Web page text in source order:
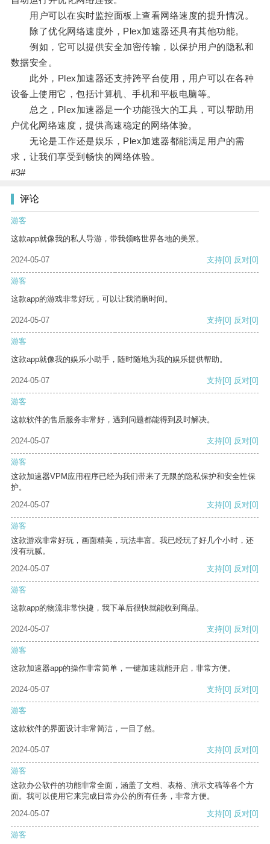
用户可以在实时监控面板上查看网络速度的提升情况。
除了优化网络速度外，Plex加速器还具有其他功能。
例如，它可以提供安全加密传输，以保护用户的隐私和
数据安全。
此外，Plex加速器还支持跨平台使用，用户可以在各种
设备上使用它，包括计算机、手机和平板电脑等。
总之，Plex加速器是一个功能强大的工具，可以帮助用
户优化网络速度，提供高速稳定的网络体验。
无论是工作还是娱乐，Plex加速器都能满足用户的需
求，让我们享受到畅快的网络体验。
#3#
评论
游客
这款app就像我的私人导游，带我领略世界各地的美景。
2024-05-07 支持[0] 反对[0]
游客
这款app的游戏非常好玩，可以让我消磨时间。
2024-05-07 支持[0] 反对[0]
游客
这款app就像我的娱乐小助手，随时随地为我的娱乐提供帮助。
2024-05-07 支持[0] 反对[0]
游客
这款软件的售后服务非常好，遇到问题都能得到及时解决。
2024-05-07 支持[0] 反对[0]
游客
这款加速器VPM应用程序已经为我们带来了无限的隐私保护和安全性保
护。
2024-05-07
支持[0] 反对[0]
游客
这款游戏非常好玩，画面精美，玩法丰富。我已经玩了好几个小时，还
没有玩腻。
2024-05-07
支持[0] 反对[0]
游客
这款app的物流非常快捷，我下单后很快就能收到商品。
2024-05-07 支持[0] 反对[0]
游客
这款加速器app的操作非常简单，一键加速就能开启，非常方便。
2024-05-07 支持[0] 反对[0]
游客
这款软件的界面设计非常简洁，一目了然。
2024-05-07 支持[0] 反对[0]
游客
这款办公软件的功能非常全面，涵盖了文档、表格、演示文稿等各个方
面。我可以使用它来完成日常办公的所有任务，非常方便。
2024-05-07
支持[0] 反对[0]
游客